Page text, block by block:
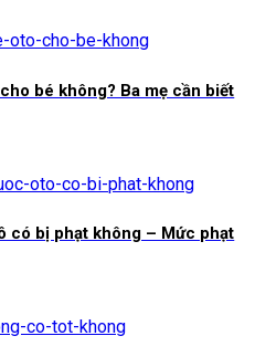
bé không? Ba mẹ cần biết
có bị phạt không – Mức phạt